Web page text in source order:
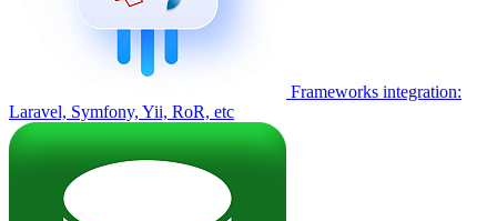
Frameworks integration:
Laravel, Symfony, Yii, RoR, etc